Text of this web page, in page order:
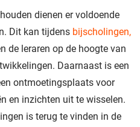
dienen er voldoende
Dit kan tijdens bijscholingen,
de leraren op de hoogte van
Daarnaast is een
ontmoetingsplaats voor
en inzichten uit te wisselen.
is terug te vinden in de